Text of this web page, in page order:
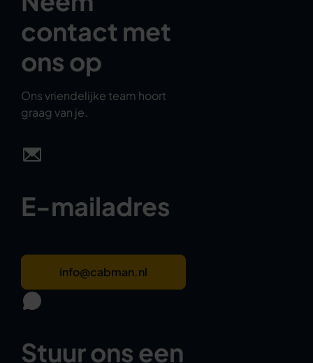
contact met
ons op
Ons vriendelijke team hoort
graag van je.
E-mailadres
info@cabman.nl
Stuur ons een